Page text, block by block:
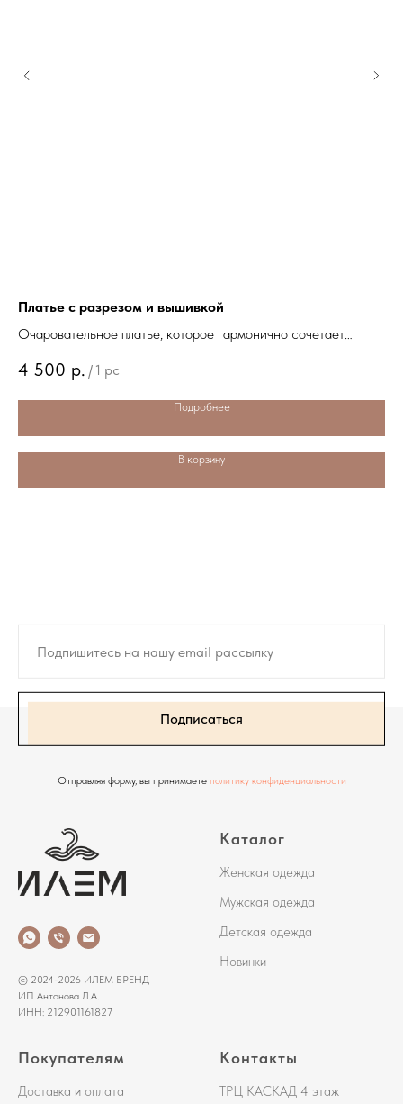
Платье с разрезом и вышивкой
Очаровательное платье, которое гармонично сочетает
национальной культуры Чувашии.
4 500 р. / 1 pc
Подробнее
В корзину
Подписаться
Отправляя форму, вы принимаете политику конфиденциальности
© 2024-2026 ИЛЕМ БРЕНД
ИП Антонова Л.А.
ИНН: 212901161827
Каталог
Женская одежда
Мужская одежда
Детская одежда
Новинки
Покупателям
Доставка и оплата
Контакты
ТРЦ КАСКАД 4 этаж